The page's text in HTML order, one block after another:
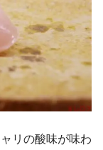
リの酸味が味わ